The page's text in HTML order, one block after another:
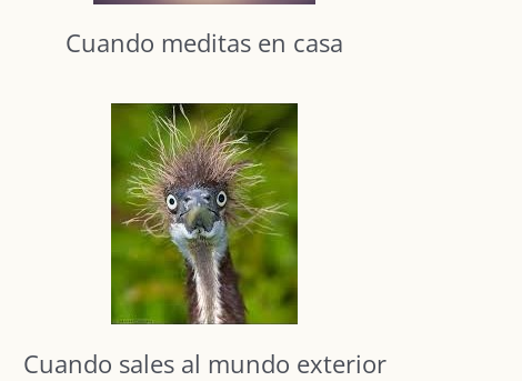
Cuando meditas en casa
Cuando sales al mundo exterior